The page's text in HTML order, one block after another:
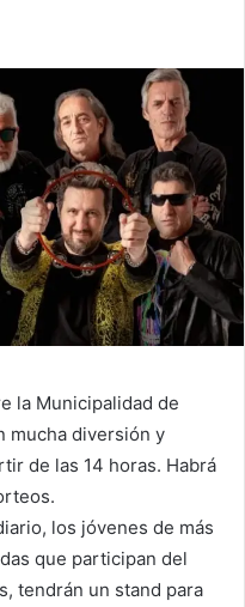
la Municipalidad de
mucha diversión y
de las 14 horas. Habrá
los jóvenes de más
que participan del
tendrán un stand para